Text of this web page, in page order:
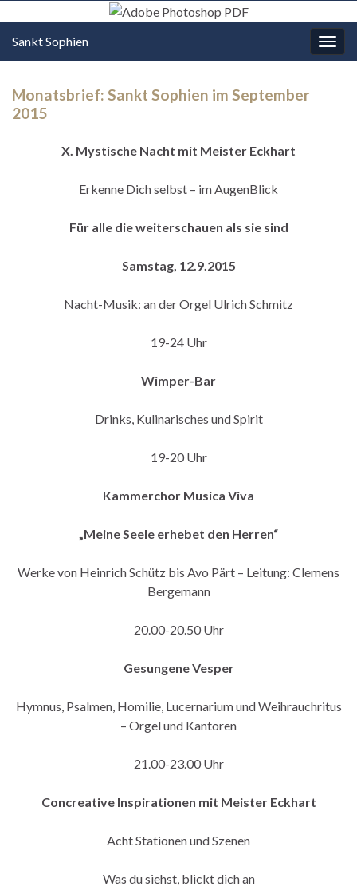
Sankt Sophien
Monatsbrief: Sankt Sophien im September
2015
X. Mystische Nacht mit Meister Eckhart
Erkenne Dich selbst – im AugenBlick
Für alle die weiterschauen als sie sind
Samstag, 12.9.2015
Nacht-Musik: an der Orgel Ulrich Schmitz
19-24 Uhr
Wimper-Bar
Drinks, Kulinarisches und Spirit
19-20 Uhr
Kammerchor Musica Viva
„Meine Seele erhebet den Herren“
Werke von Heinrich Schütz bis Avo Pärt – Leitung: Clemens
Bergemann
20.00-20.50 Uhr
Gesungene Vesper
Hymnus, Psalmen, Homilie, Lucernarium und Weihrauchritus
– Orgel und Kantoren
21.00-23.00 Uhr
Concreative Inspirationen mit Meister Eckhart
Acht Stationen und Szenen
Was du siehst, blickt dich an